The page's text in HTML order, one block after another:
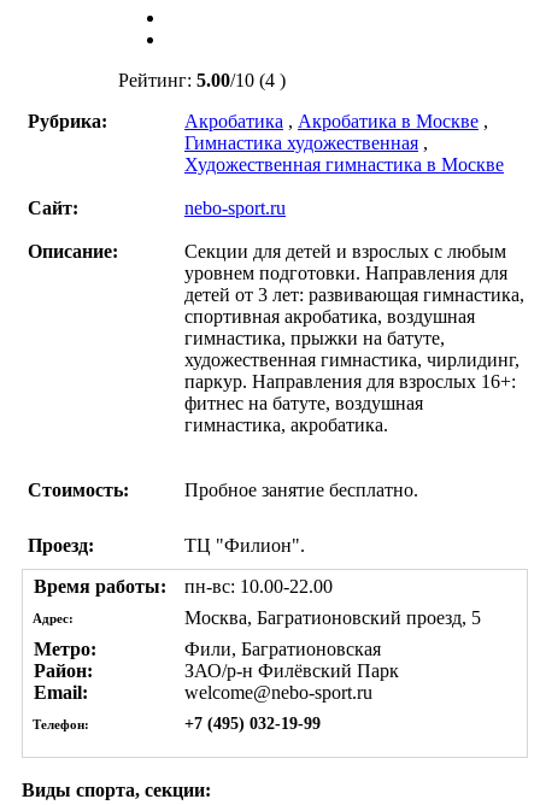
Рейтинг: 5.00/10 (4 )
Рубрика:
Акробатика , Акробатика в Москве ,
Гимнастика художественная ,
Художественная гимнастика в Москве
Сайт: nebo-sport.ru
Описание:
Секции для детей и взрослых с любым
уровнем подготовки. Направления для
детей от 3 лет: развивающая гимнастика,
спортивная акробатика, воздушная
гимнастика, прыжки на батуте,
художественная гимнастика, чирлидинг,
паркур. Направления для взрослых 16+:
фитнес на батуте, воздушная
гимнастика, акробатика.
Стоимость: Пробное занятие бесплатно.
Проезд:
ТЦ "Филион".
Время работы:
пн-вс: 10.00-22.00
Адрес:
Москва, Багратионовский проезд, 5
Метро:
Фили, Багратионовская
Район:
ЗАО/р-н Филёвский Парк
Email:
welcome@nebo-sport.ru
Телефон: +7 (495) 032-19-99
Виды спорта, секции: